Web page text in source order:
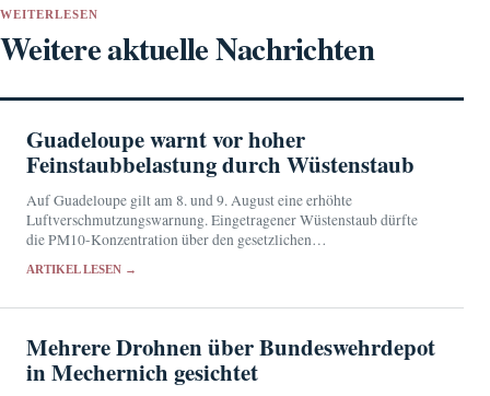
WEITERLESEN
Weitere aktuelle Nachrichten
Guadeloupe warnt vor hoher
Feinstaubbelastung durch Wüstenstaub
Auf Guadeloupe gilt am 8. und 9. August eine erhöhte
Luftverschmutzungswarnung. Eingetragener Wüstenstaub dürfte
die PM10-Konzentration über den gesetzlichen
ARTIKEL LESEN →
Mehrere Drohnen über Bundeswehrdepot
in Mechernich gesichtet